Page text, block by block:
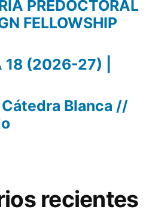
PREDOCTORAL
FELLOWSHIP
(2026-27) |
Blanca //
recientes